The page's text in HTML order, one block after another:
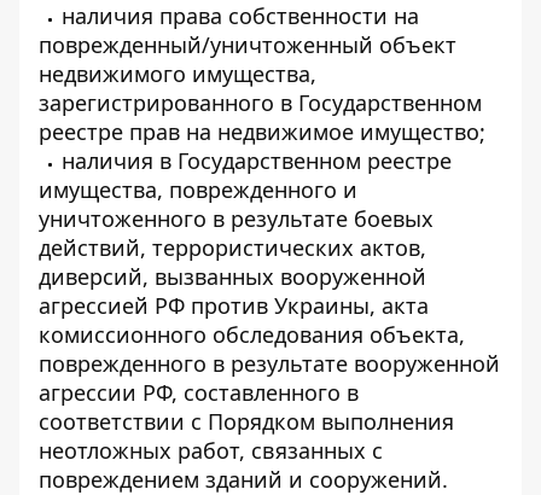
наличия права собственности на
поврежденный/уничтоженный объект
недвижимого имущества,
зарегистрированного в Государственном
реестре прав на недвижимое имущество;
наличия в Государственном реестре
имущества, поврежденного и
уничтоженного в результате боевых
действий, террористических актов,
диверсий, вызванных вооруженной
агрессией РФ против Украины, акта
комиссионного обследования объекта,
поврежденного в результате вооруженной
агрессии РФ, составленного в
соответствии с Порядком выполнения
неотложных работ, связанных с
повреждением зданий и сооружений.